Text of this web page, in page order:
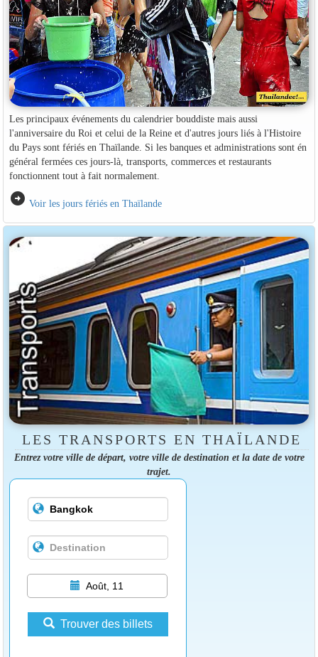
Les principaux événements du calendrier bouddiste mais aussi
l'anniversaire du Roi et celui de la Reine et d'autres jours liés à l'Histoire
du Pays sont fériés en Thaïlande. Si les banques et administrations sont én
général fermées ces jours-là, transports, commerces et restaurants
fonctionnent tout à fait normalement.
arrow_circle_right Voir les jours fériés en Thaïlande
LES TRANSPORTS EN THAÏLANDE
Entrez votre ville de départ, votre ville de destination et la date de votre
trajet.
Août, 11
Trouver des billets